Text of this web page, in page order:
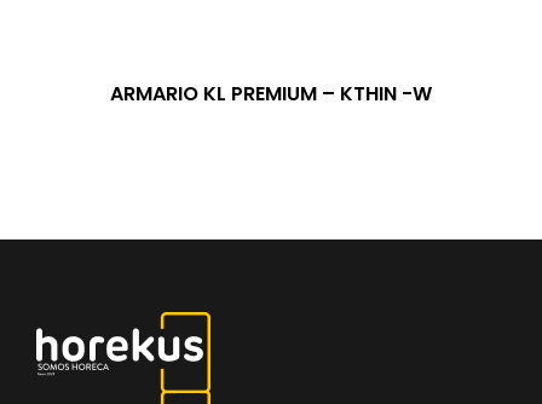
ARMARIO KL PREMIUM – KTHIN -W